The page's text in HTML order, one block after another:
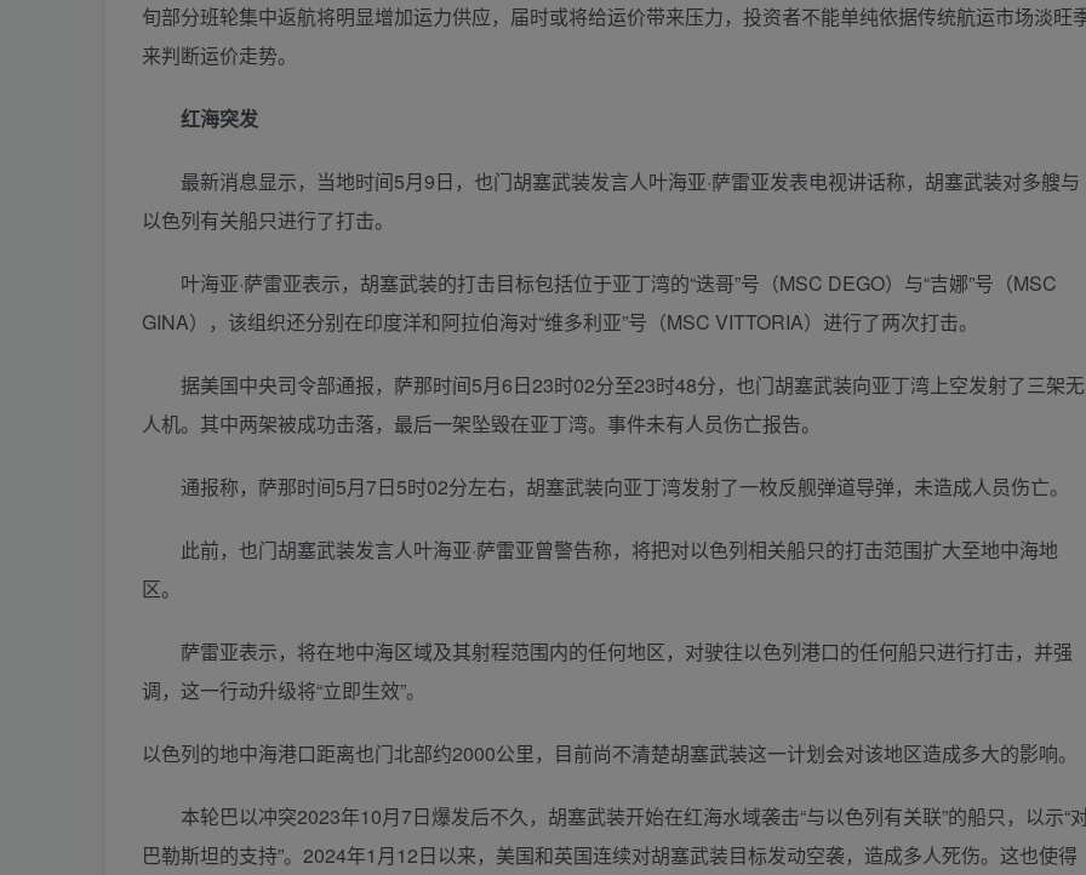
旬部分班轮集中返航将明显增加运力供应，届时或将给运价带来压力，投资者不能单纯依据传统航运市场淡旺
来判断运价走势。
红海突发
最新消息显示，当地时间5月9日，也门胡塞武装发言人叶海亚·萨雷亚发表电视讲话称，胡塞武装对多艘与
以色列有关船只进行了打击。
叶海亚·萨雷亚表示，胡塞武装的打击目标包括位于亚丁湾的“迭哥”号（MSC DEGO）与“吉娜”号（MSC
GINA），该组织还分别在印度洋和阿拉伯海对“维多利亚”号（MSC VITTORIA）进行了两次打击。
据美国中央司令部通报，萨那时间5月6日23时02分至23时48分，也门胡塞武装向亚丁湾上空发射了三架无
人机。其中两架被成功击落，最后一架坠毁在亚丁湾。事件未有人员伤亡报告。
通报称，萨那时间5月7日5时02分左右，胡塞武装向亚丁湾发射了一枚反舰弹道导弹，未造成人员伤亡。
此前，也门胡塞武装发言人叶海亚·萨雷亚曾警告称，将把对以色列相关船只的打击范围扩大至地中海地
区。
萨雷亚表示，将在地中海区域及其射程范围内的任何地区，对驶往以色列港口的任何船只进行打击，并强
调，这一行动升级将“立即生效”。
以色列的地中海港口距离也门北部约2000公里，目前尚不清楚胡塞武装这一计划会对该地区造成多大的影响。
本轮巴以冲突2023年10月7日爆发后不久，胡塞武装开始在红海水域袭击“与以色列有关联”的船只，以示“
巴勒斯坦的支持”。2024年1月12日以来，美国和英国连续对胡塞武装目标发动空袭，造成多人死伤。这也使得